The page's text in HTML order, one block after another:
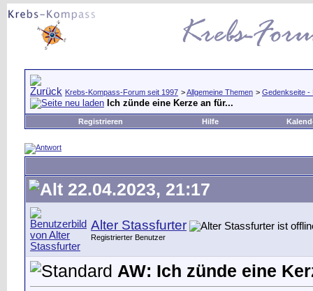
Krebs-Kompass-Forum seit 1997 >Allgemeine Themen > Gedenkseite -
Ich zünde eine Kerze an für...
Registrieren Hilfe
22.04.2023, 21:17
Alter Stassfurter
Registrierter Benutzer
AW: Ich zünde eine